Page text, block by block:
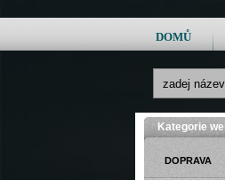
DOMŮ
Kategorie
DOPRAVA